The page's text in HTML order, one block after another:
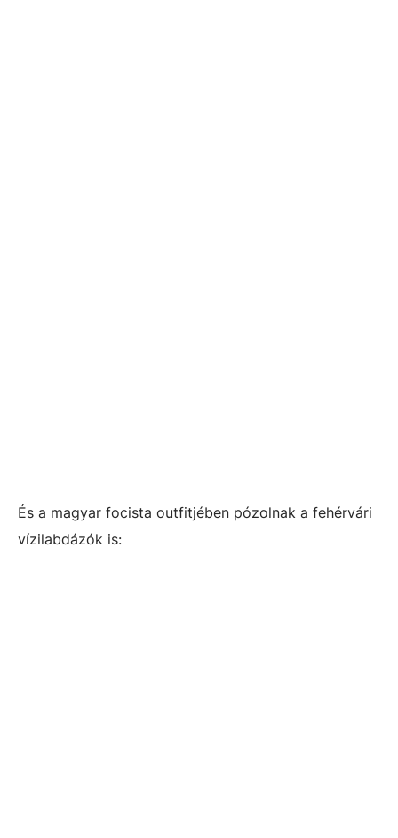
És a magyar focista outfitjében pózolnak a fehérvári
vízilabdázók is: